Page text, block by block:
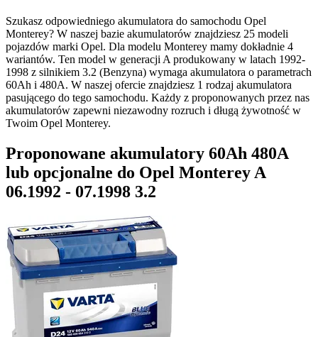
Szukasz odpowiedniego akumulatora do samochodu Opel
Monterey? W naszej bazie akumulatorów znajdziesz 25 modeli
pojazdów marki Opel. Dla modelu Monterey mamy dokładnie 4
wariantów. Ten model w generacji A produkowany w latach 1992-
1998 z silnikiem 3.2 (Benzyna) wymaga akumulatora o parametrach
60Ah i 480A. W naszej ofercie znajdziesz 1 rodzaj akumulatora
pasującego do tego samochodu. Każdy z proponowanych przez nas
akumulatorów zapewni niezawodny rozruch i długą żywotność w
Twoim Opel Monterey.
Proponowane akumulatory 60Ah 480A
lub opcjonalne do Opel Monterey A
06.1992 - 07.1998 3.2